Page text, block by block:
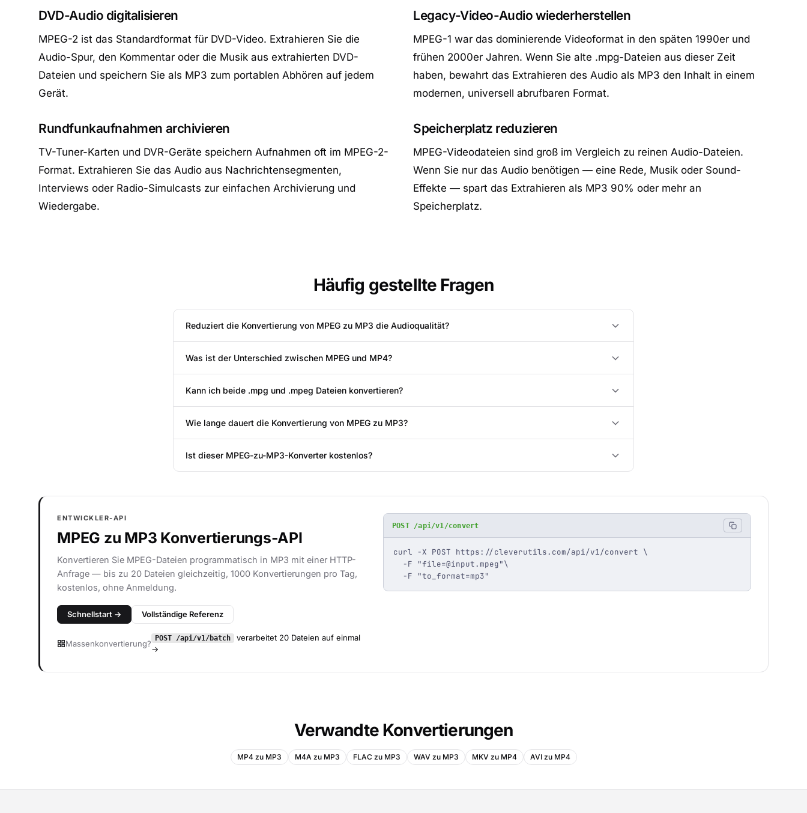
DVD-Audio digitalisieren
MPEG-2 ist das Standardformat für DVD-Video. Extrahieren Sie die
Audio-Spur, den Kommentar oder die Musik aus extrahierten DVD-
Dateien und speichern Sie als MP3 zum portablen Abhören auf jedem
Gerät.
Rundfunkaufnahmen archivieren
TV-Tuner-Karten und DVR-Geräte speichern Aufnahmen oft im MPEG-2-
Format. Extrahieren Sie das Audio aus Nachrichtensegmenten,
Interviews oder Radio-Simulcasts zur einfachen Archivierung und
Wiedergabe.
Legacy-Video-Audio wiederherstellen
MPEG-1 war das dominierende Videoformat in den späten 1990er und
frühen 2000er Jahren. Wenn Sie alte .mpg-Dateien aus dieser Zeit
haben, bewahrt das Extrahieren des Audio als MP3 den Inhalt in einem
modernen, universell abrufbaren Format.
Speicherplatz reduzieren
MPEG-Videodateien sind groß im Vergleich zu reinen Audio-Dateien.
Wenn Sie nur das Audio benötigen — eine Rede, Musik oder Sound-
Effekte — spart das Extrahieren als MP3 90% oder mehr an
Speicherplatz.
Häufig gestellte Fragen
Reduziert die Konvertierung von MPEG zu MP3 die Audioqualität?
Was ist der Unterschied zwischen MPEG und MP4?
Kann ich beide .mpg und .mpeg Dateien konvertieren?
Wie lange dauert die Konvertierung von MPEG zu MP3?
Ist dieser MPEG-zu-MP3-Konverter kostenlos?
ENTWICKLER-API
MPEG zu MP3 Konvertierungs-API
Konvertieren Sie MPEG-Dateien programmatisch in MP3 mit einer HTTP-
Anfrage — bis zu 20 Dateien gleichzeitig, 1000 Konvertierungen pro Tag,
kostenlos, ohne Anmeldung.
Schnellstart → Vollständige Referenz
Massenkonvertierung?
POST /api/v1/batch
verarbeitet 20 Dateien auf einmal
→
POST /api/v1/convert
curl -X POST https://cleverutils.com/api/v1/convert \
  -F "
file=@input.mpeg"\
  -F "to_format=mp3"
Verwandte Konvertierungen
MP4 zu MP3 M4A zu MP3 FLAC zu MP3 WAV zu MP3 MKV zu MP4 AVI zu MP4